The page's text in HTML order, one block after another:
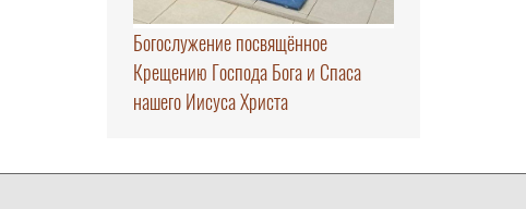
Богослужение посвящённое
Крещению Господа Бога и Спаса
нашего Иисуса Христа